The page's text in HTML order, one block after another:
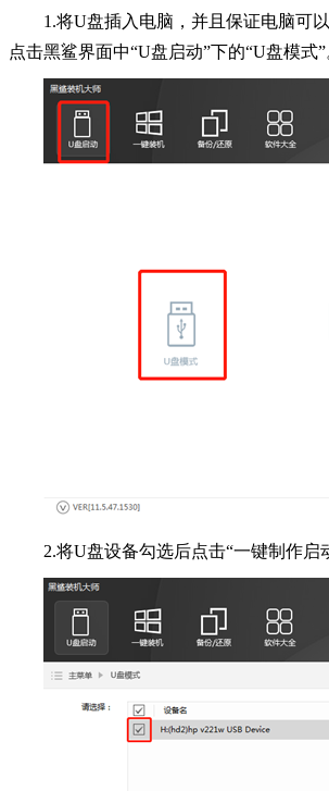
1.将U盘插入电脑，并且保证电脑可
点击黑鲨界面中“U盘启动”下的“U盘模式”
2.将U盘设备勾选后点击“一键制作启